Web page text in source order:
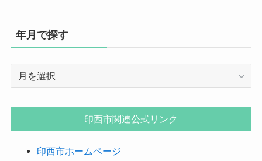
年月で探す
す
印西市関連公式リンク
印西市ホームページ